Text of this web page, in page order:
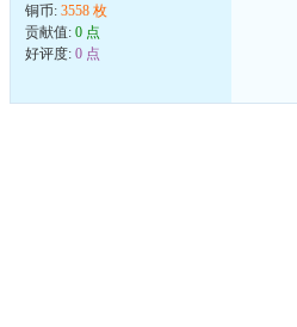
铜币: 3558 枚
贡献值: 0 点
好评度: 0 点